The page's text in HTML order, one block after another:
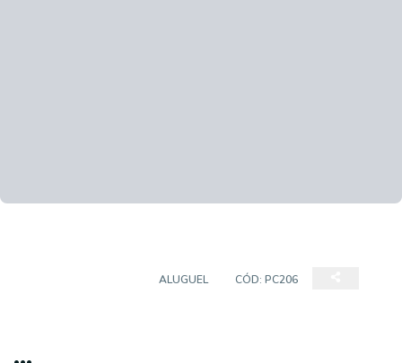
ALUGUEL CÓD: PC206